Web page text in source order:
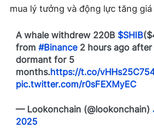
mua lý tưởng và động lực tăng
A whale withdrew 220B $SHIB
from#Binance2 hours ago after
dormant for 5
months.https://t.co/
pic.twitter.com/r0sFEXMyEC
— Lookonchain (@lookonchain)
2025